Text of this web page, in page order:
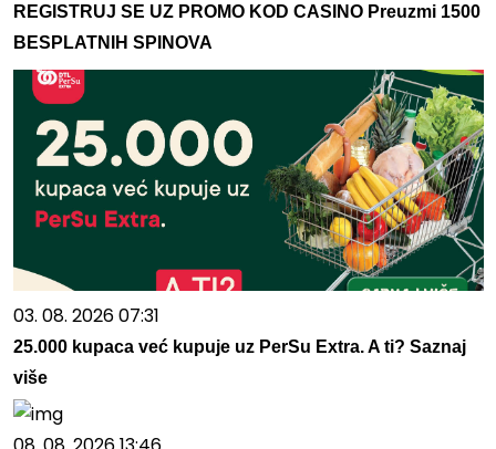
REGISTRUJ SE UZ PROMO KOD CASINO Preuzmi 1500
BESPLATNIH SPINOVA
03. 08. 2026 07:31
25.000 kupaca već kupuje uz PerSu Extra. A ti? Saznaj
više